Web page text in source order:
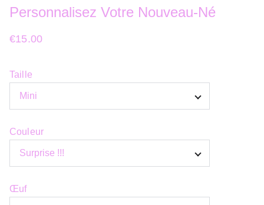
Personnalisez Votre Nouveau-Né
€15.00
Taille
Couleur
Œuf